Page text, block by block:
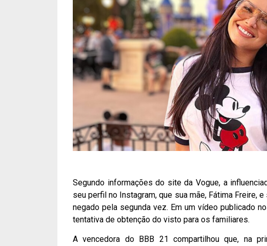
Segundo informações do site da Vogue, a
seu perfil no Instagram, que sua mãe, Fátima Freire,
negado pela segunda vez. Em um vídeo publicado
tentativa de obtenção do visto para os familiares.
A vencedora do BBB 21 compartilhou que, na